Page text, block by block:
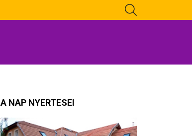
A NAP NYERTESEI